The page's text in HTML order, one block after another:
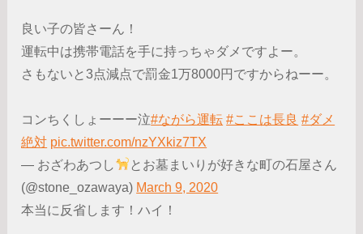
良い子の皆さーん！
運転中は携帯電話を手に持っちゃダメですよー。
さもないと3点減点で罰金1万8000円ですからねーー。
コンちくしょーーー泣#ながら運転 #ここは長良 #ダメ
絶対 pic.twitter.com/nzYXkiz7TX
— おざわあつし
とお墓まいりが好きな町の石屋さん
(@stone_ozawaya) March 9, 2020
本当に反省します！ハイ！